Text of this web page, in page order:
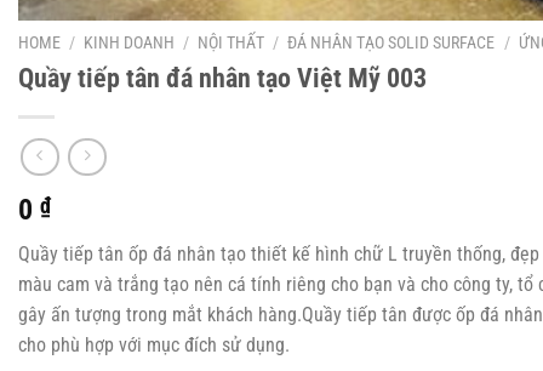
HOME / KINH DOANH / NỘI THẤT / ĐÁ NHÂN TẠO SOLID SURFACE /
Quầy tiếp tân đá nhân tạo Việt Mỹ 003
0 ₫
Quầy tiếp tân ốp đá nhân tạo thiết kế hình chữ L truyền thống,
màu cam và trắng tạo nên cá tính riêng cho bạn và cho công ty,
gây ấn tượng trong mắt khách hàng.Quầy tiếp tân được ốp đá
cho phù hợp với mục đích sử dụng.